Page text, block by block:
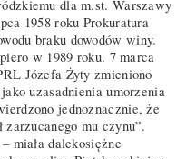
dla m.st. Warszawy
1958 roku Prokuratura
braku dowodów winy.
w 1989 roku. 7 marca
Józefa Żyty zmieniono
uzasadnienia umorzenia
jednoznacznie, że
mu czynu”.
miała dalekosiężne